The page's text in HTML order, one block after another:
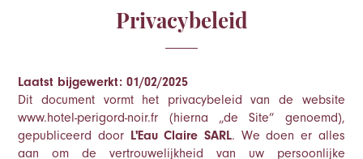
Privacybeleid
Laatst bijgewerkt: 01/02/2025
Dit document vormt het privacybeleid van de website
www.hotel-perigord-noir.fr (hierna „de Site” genoemd),
gepubliceerd door L'Eau Claire SARL. We doen er alles
aan om de vertrouwelijkheid van uw persoonlijke